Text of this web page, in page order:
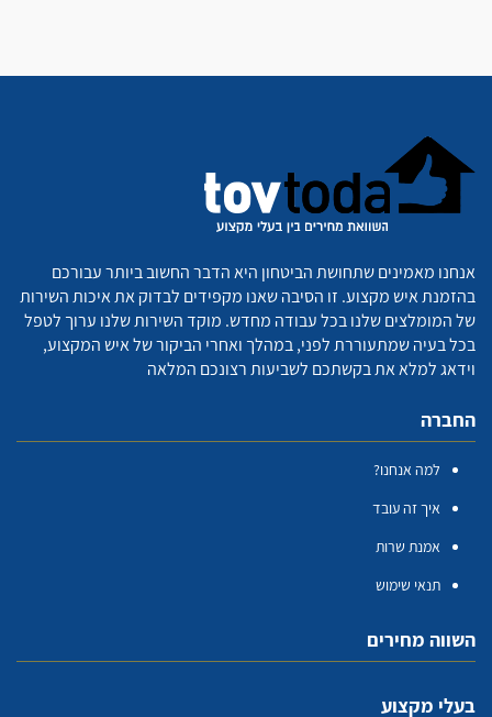
אנחנו מאמינים שתחושת הביטחון היא הדבר החשוב ביותר עבורכם
בהזמנת איש מקצוע. זו הסיבה שאנו מקפידים לבדוק את איכות השירות
של המומלצים שלנו בכל עבודה מחדש. מוקד השירות שלנו ערוך לטפל
בכל בעיה שמתעוררת לפני, במהלך ואחרי הביקור של איש המקצוע,
וידאג למלא את בקשתכם לשביעות רצונכם המלאה
החברה
למה אנחנו?
איך זה עובד
אמנת שרות
תנאי שימוש
השווה מחירים
בעלי מקצוע